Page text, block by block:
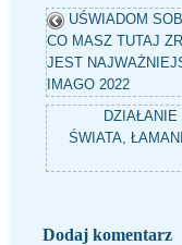
był
dodany
w
kategorii
UŚWIADOM
CO MASZ TUTAJ
JEST
IMAGO 2022
ŚWIATA,
Dodaj komentarz